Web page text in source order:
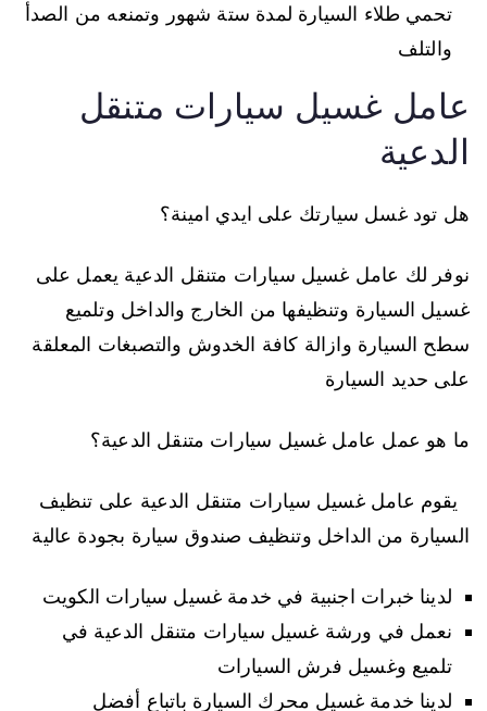
تحمي طلاء السيارة لمدة ستة شهور وتمنعه من الصدأ
والتلف
عامل غسيل سيارات متنقل
الدعية
هل تود غسل سيارتك على ايدي امينة؟
نوفر لك عامل غسيل سيارات متنقل الدعية يعمل على
غسيل السيارة وتنظيفها من الخارج والداخل وتلميع
سطح السيارة وازالة كافة الخدوش والتصبغات المعلقة
على حديد السيارة
ما هو عمل عامل غسيل سيارات متنقل الدعية؟
يقوم عامل غسيل سيارات متنقل الدعية على تنظيف
السيارة من الداخل وتنظيف صندوق سيارة بجودة عالية
لدينا خبرات اجنبية في خدمة غسيل سيارات الكويت
نعمل في ورشة غسيل سيارات متنقل الدعية في
تلميع وغسيل فرش السيارات
لدينا خدمة غسيل محرك السيارة باتباع أفضل